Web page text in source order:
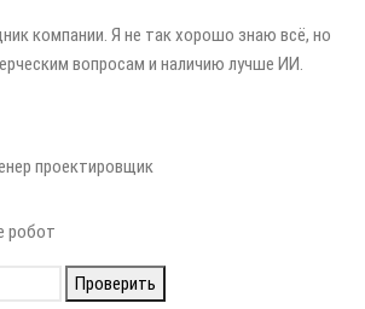
компании. Я не так хорошо знаю всё, но
вопросам и наличию лучше ИИ.
проектировщик
робот
Проверить